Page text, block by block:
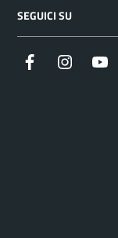
SEGUICI SU
Facebook Instagram